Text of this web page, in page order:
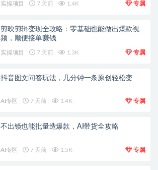
实操项目 7 天前 1.4K 专属
剪映剪辑变现全攻略：零基础也能做出爆款视
频，顺便接单赚钱
实操项目 7 天前 1.3K 专属
抖音图文问答玩法，几分钟一条原创轻松变
AI专区 7 天前 1.4K 专属
不出镜也能批量造爆款，AI带货全攻略
AI专区 7 天前 1.5K 专属